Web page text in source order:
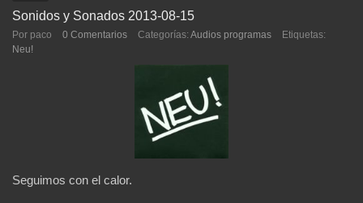
Sonidos y Sonados 2013-08-15
Por paco 0 Comentarios Categorías: Audios programas
Etiquetas:
Neu!
Seguimos con el calor.